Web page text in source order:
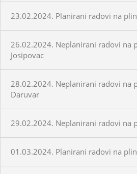
23.02.2024. Planirani radovi na
26.02.2024. Neplanirani radovi na
Josipovac
28.02.2024. Neplanirani radovi na
Daruvar
29.02.2024. Neplanirani radovi na
01.03.2024. Planirani radovi na